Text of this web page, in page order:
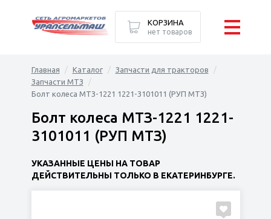
Главная Каталог
Запчасти для тракторов
Запчасти МТЗ
Болт колеса МТЗ-1221 1221-3101011 (РУП МТЗ)
Болт колеса МТЗ-1221 1221-
3101011 (РУП МТЗ)
УКАЗАННЫЕ ЦЕНЫ НА ТОВАР
ДЕЙСТВИТЕЛЬНЫ ТОЛЬКО В ЕКАТЕРИНБУРГЕ.
КОРЗИНА
нет товаров